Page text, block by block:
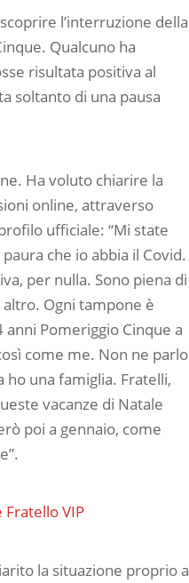
l’interruzione della
Qualcuno ha
risultata positiva al
soltanto di una pausa
Ha voluto chiarire la
online, attraverso
ufficiale: “Mi state
che io abbia il Covid.
per nulla. Sono piena di
Ogni tampone è
anni Pomeriggio Cinque a
come me. Non ne parlo
ho una famiglia. Fratelli,
vacanze di Natale
poi a gennaio, come
VIP
la situazione proprio a